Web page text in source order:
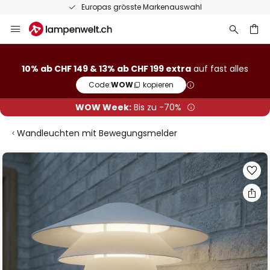
Europas grösste Markenauswahl
Inhalt
10% ab CHF 149 & 13% ab CHF 199 extra auf fast alles
Code:WOW kopieren
WOW Week:Bis zu -70%
Wandleuchten mit Bewegungsmelder
Zum
Ende
Bildgalerie
springen